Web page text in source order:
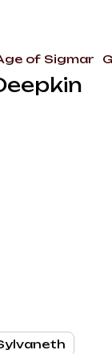
of Sigmar